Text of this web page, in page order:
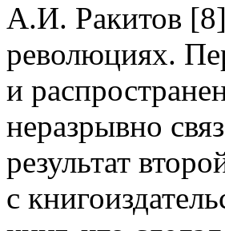
А.И. Ракитов
революциях.
и
неразрывно
результат
с